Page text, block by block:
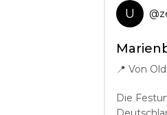
U @
📍 Von
Die